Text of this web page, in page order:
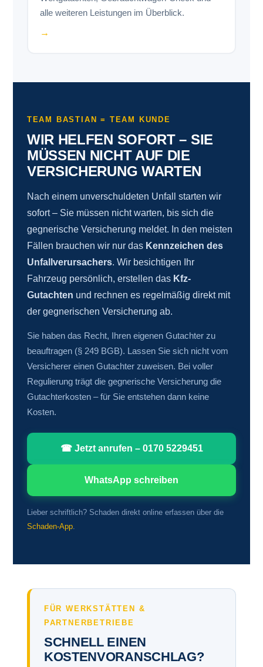
alle weiteren Leistungen im Überblick.
→
TEAM BASTIAN = TEAM KUNDE
WIR HELFEN SOFORT – SIE
MÜSSEN NICHT AUF DIE
VERSICHERUNG WARTEN
Nach einem unverschuldeten Unfall starten wir
sofort – Sie müssen nicht warten, bis sich die
gegnerische Versicherung meldet. In den meisten
Fällen brauchen wir nur das Kennzeichen des
Unfallverursachers. Wir besichtigen Ihr
Fahrzeug persönlich, erstellen das Kfz-
Gutachten und rechnen es regelmäßig direkt mit
der gegnerischen Versicherung ab.
Sie haben das Recht, Ihren eigenen Gutachter zu
beauftragen (§ 249 BGB). Lassen Sie sich nicht vom
Versicherer einen Gutachter zuweisen. Bei voller
Regulierung trägt die gegnerische Versicherung die
Gutachterkosten – für Sie entstehen dann keine
Kosten.
☎ Jetzt anrufen – 0170 5229451
WhatsApp schreiben
Lieber schriftlich? Schaden direkt online erfassen über die
Schaden-App.
FÜR WERKSTÄTTEN &
PARTNERBETRIEBE
SCHNELL EINEN
KOSTENVORANSCHLAG?